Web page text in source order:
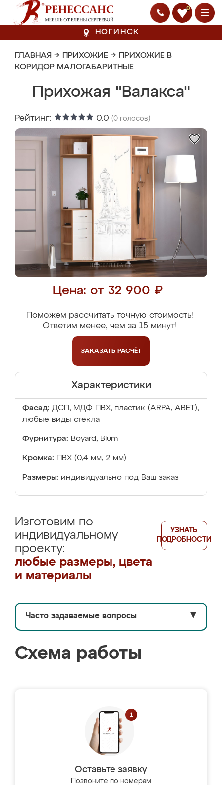
0
НОГИНСК
ГЛАВНАЯ → ПРИХОЖИЕ → ПРИХОЖИЕ В
КОРИДОР МАЛОГАБАРИТНЫЕ
Прихожая "Валакса"
Рейтинг: 0.0 (0 голосов)
Цена: от 32 900 ₽
Поможем рассчитать точную стоимость!
Ответим менее, чем за 15 минут!
ЗАКАЗАТЬ РАСЧЁТ
Характеристики
Фасад: ДСП, МДФ ПВХ, пластик (ARPA, ABET),
любые виды стекла
Фурнитура: Boyard, Blum
Кромка: ПВХ (0,4 мм, 2 мм)
Размеры: индивидуально под Ваш заказ
Изготовим по
индивидуальному
проекту:
любые размеры, цвета
и материалы
УЗНАТЬ
ПОДРОБНОСТИ
Часто задаваемые вопросы ▼
Схема работы
Оставьте заявку
Позвоните по номерам